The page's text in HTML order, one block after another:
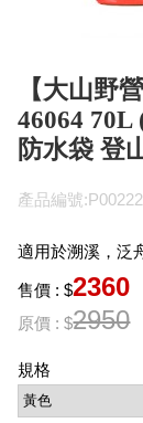
【大山野
46064
防水袋 登
產品編號
適用於溯溪，泛
售價 : $2360
原價 : $2950
規格